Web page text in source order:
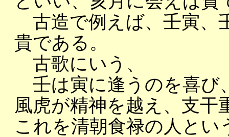
古造で例えば、壬寅、
貴である。
古歌にいう、
壬は寅に逢うのを喜び
風虎が精神を越え、支
これを清朝食禄の人とい